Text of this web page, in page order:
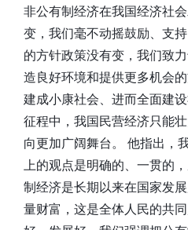
非公有制经济在我国经济社
变，我们毫不动摇鼓励、支
的方针政策没有变，我们致
造良好环境和提供更多机会
建成小康社会、进而全面建
征程中，我国民营经济只能
向更加广阔舞台。 他指出，
上的观点是明确的、一贯的
制经济是长期以来在国家发
量财富，这是全体人民的共